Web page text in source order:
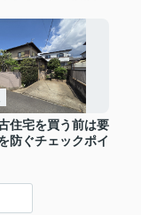
住宅を買う前は要
防ぐチェックポイ